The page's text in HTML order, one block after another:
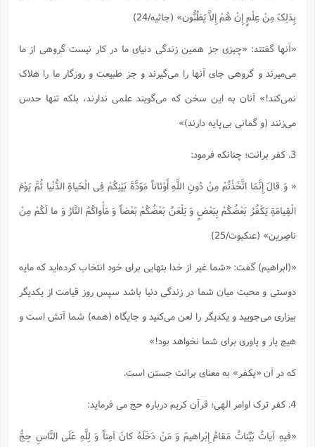
بِذلِکَ مِنْ عِلْمٍ إِنْ هُمْ إِلاَّ یَظُنُّون‌» (جاثیه/24)
«آنها گفتند: «چیزى جز همین زندگى دنیاى ما در کار نیست گروهى از ما
مى‌میرند و گروهى جاى آنها را مى‌گیرند و جز طبیعت و روزگار ما را هلاک
نمى‌کند!» آنان به این سخن که مى‌گویند علمى ندارند، بلکه تنها حدس
مى‌زنند (و گمانى بى‌پایه دارند)»
3. کفر برائت؛ چنانکه فرمود:
« وَ قالَ إِنَّمَا اتَّخَذْتُمْ مِنْ دُونِ اللَّهِ أَوْثاناً مَوَدَّةَ بَیْنِکُمْ فِی الْحَیاةِ الدُّنْیا ثُمَّ یَوْمَ
الْقِیامَةِ یَکْفُرُ بَعْضُکُمْ بِبَعْضٍ وَ یَلْعَنُ بَعْضُکُمْ بَعْضاً وَ مَأْواکُمُ النَّارُ وَ ما لَکُمْ مِنْ
ناصِرین‌» (عنکبوت/25)
«(ابراهیم) گفت: «شما غیر از خدا بتهایى براى خود انتخاب کرده‌اید که مایه
دوستى و محبت میان شما در زندگى دنیا باشد سپس روز قیامت از یکدیگر
بیزارى مى‌جویید و یکدیگر را لعن مى‌کنید و جایگاه (همه) شما آتش است و
هیچ یار و یاورى براى شما نخواهد بود!»
که در آن «یکفر» به معنای برائت جستن است.
4. کفر ترک اوامر الهی؛ قرآن کریم درباره حج می فرماید:
«فیهِ آیاتٌ بَیِّناتٌ مَقامُ إِبْراهیمَ وَ مَنْ دَخَلَهُ کانَ آمِناً وَ لِلَّهِ عَلَى النَّاسِ حِجُّ